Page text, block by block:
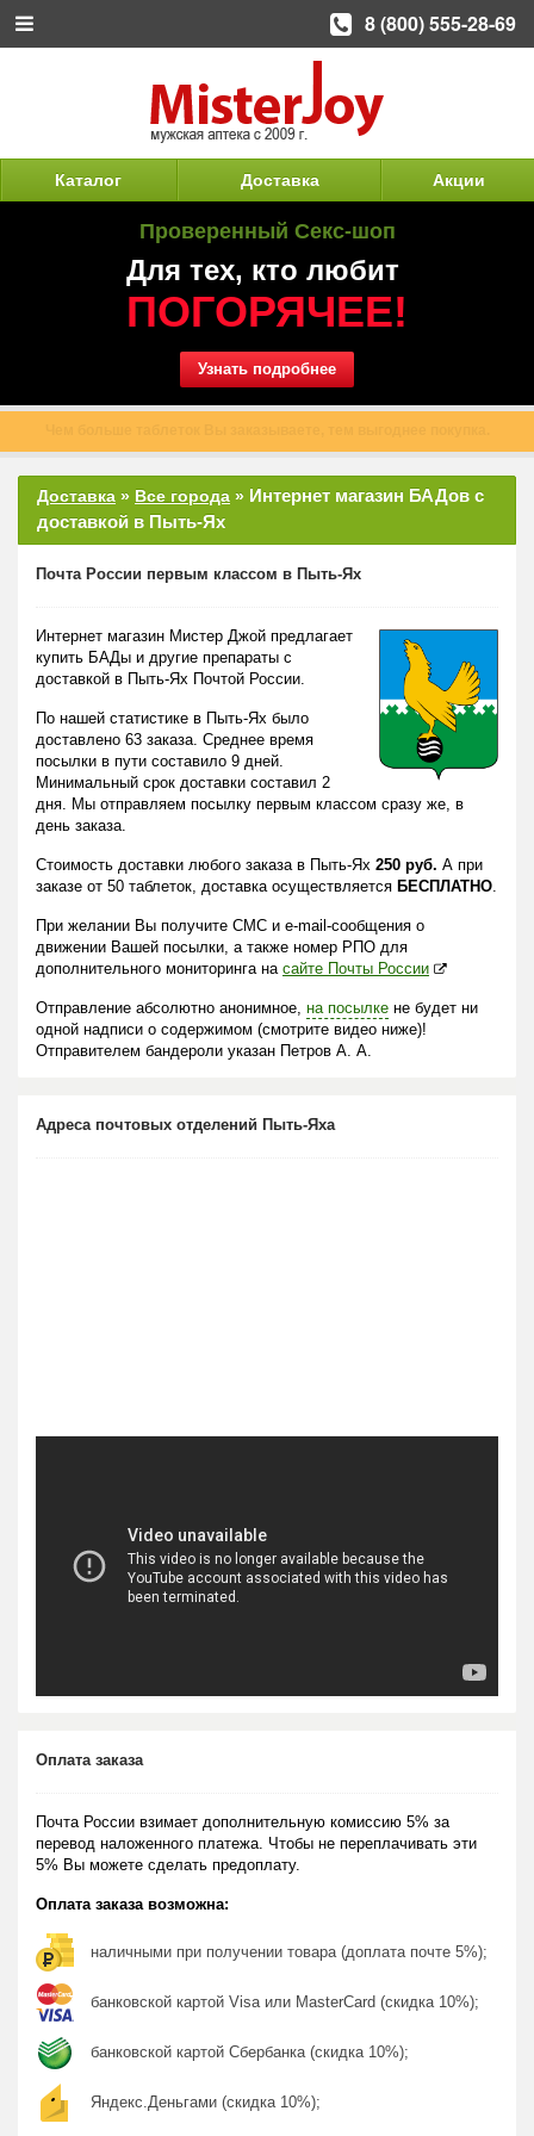
Каталог Доставка Акции
Проверенный Секс-шоп
Для тех, кто любит
ПОГОРЯЧЕЕ!
Узнать подробнее
Доставка » Все города » Интернет магазин БАДов с
доставкой в Пыть-Ях
Почта России первым классом в Пыть-Ях
Интернет магазин Мистер Джой предлагает
купить БАДы и другие препараты с
доставкой в Пыть-Ях Почтой России.
По нашей статистике в Пыть-Ях было
доставлено 63 заказа. Среднее время
посылки в пути составило 9 дней.
Минимальный срок доставки составил 2
дня. Мы отправляем посылку первым классом сразу же, в
день заказа.
Стоимость доставки любого заказа в Пыть-Ях 250 руб. А при
заказе от 50 таблеток, доставка осуществляется БЕСПЛАТНО.
При желании Вы получите СМС и e-mail-сообщения о
движении Вашей посылки, а также номер РПО для
дополнительного мониторинга на сайте Почты России
Отправление абсолютно анонимное, на посылке не будет ни
одной надписи о содержимом (смотрите видео ниже)!
Отправителем бандероли указан Петров А. А.
Адреса почтовых отделений Пыть-Яха
Оплата заказа
Почта России взимает дополнительную комиссию 5% за
перевод наложенного платежа. Чтобы не переплачивать эти
5% Вы можете сделать предоплату.
Оплата заказа возможна:
наличными при получении товара (доплата почте 5%);
банковской картой Visa или MasterCard (скидка 10%);
банковской картой Сбербанка (скидка 10%);
Яндекс.Деньгами (скидка 10%);
8 (800) 555-28-69